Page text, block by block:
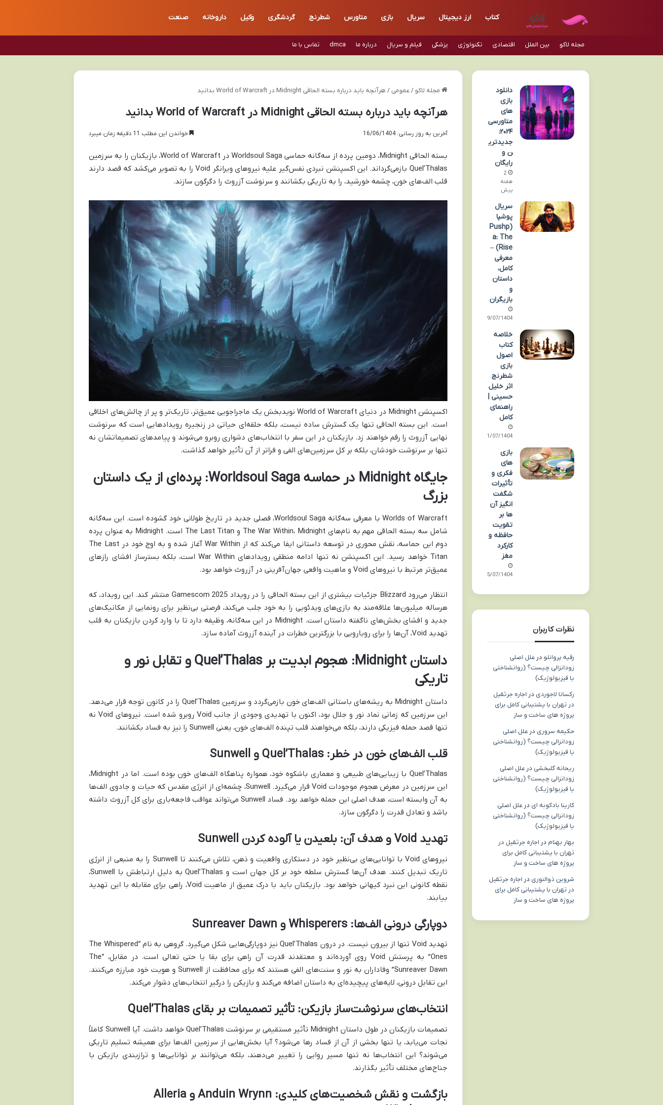
کتاب ارز دیجیتال سریال بازی متاورس شطرنج گردشگری وکیل داروخانه صنعت
مجله لاکو بین الملل اقتصادی تکنولوژی پزشکی فیلم و سریال درباره ما dmca تماس با ما
مجله لاکو /عمومی / هرآنچه باید درباره بسته الحاقی Midnight در World of Warcraft بدانید
هرآنچه باید درباره بسته الحاقی Midnight در World of Warcraft بدانید
آخرین به روز رسانی: 16/06/1404 خواندن این مطلب 11 دقیقه زمان میبرد
بسته الحاقی Midnight، دومین پرده از سه‌گانه حماسی Worldsoul Saga در World of Warcraft، بازیکنان را به سرزمین
Quel’Thalas بازمی‌گرداند. این اکسپنشن نبردی نفس‌گیر علیه نیروهای ویرانگر Void را به تصویر می‌کشد که قصد دارند
قلب الف‌های خون، چشمه خورشید، را به تاریکی بکشانند و سرنوشت آزروث را دگرگون سازند.
اکسپنشن Midnight در دنیای World of Warcraft نویدبخش یک ماجراجویی عمیق‌تر، تاریک‌تر و پر از چالش‌های اخلاقی
است. این بسته الحاقی تنها یک گسترش ساده نیست، بلکه حلقه‌ای حیاتی در زنجیره رویدادهایی است که سرنوشت
نهایی آزروث را رقم خواهند زد. بازیکنان در این سفر با انتخاب‌های دشواری روبرو می‌شوند و پیامدهای تصمیماتشان نه
تنها بر سرنوشت خودشان، بلکه بر کل سرزمین‌های الفی و فراتر از آن تأثیر خواهد گذاشت.
جایگاه Midnight در حماسه Worldsoul Saga: پرده‌ای از یک داستان
بزرگ
Worlds of Warcraft با معرفی سه‌گانه Worldsoul Saga، فصلی جدید در تاریخ طولانی خود گشوده است. این سه‌گانه
شامل سه بسته الحاقی مهم به نام‌های The War Within، Midnight و The Last Titan است. Midnight به عنوان پرده
دوم این حماسه، نقش محوری در توسعه داستانی ایفا می‌کند که از War Within آغاز شده و به اوج خود در The Last
Titan خواهد رسید. این اکسپنشن نه تنها ادامه منطقی رویدادهای War Within است، بلکه بسترساز افشای رازهای
عمیق‌تر مرتبط با نیروهای Void و ماهیت واقعی جهان‌آفرینی در آزروث خواهد بود.
انتظار می‌رود Blizzard جزئیات بیشتری از این بسته الحاقی را در رویداد Gamescom 2025 منتشر کند. این رویداد، که
هرساله میلیون‌ها علاقه‌مند به بازی‌های ویدئویی را به خود جلب می‌کند، فرصتی بی‌نظیر برای رونمایی از مکانیک‌های
جدید و افشای بخش‌های ناگفته داستان است. Midnight در این سه‌گانه، وظیفه دارد تا با وارد کردن بازیکنان به قلب
تهدید Void، آن‌ها را برای رویارویی با بزرگترین خطرات در آینده آزروث آماده سازد.
داستان Midnight: هجوم ابدیت بر Quel’Thalas و تقابل نور و
تاریکی
داستان Midnight به ریشه‌های باستانی الف‌های خون بازمی‌گردد و سرزمین Quel’Thalas را در کانون توجه قرار می‌دهد.
این سرزمین که زمانی نماد نور و جلال بود، اکنون با تهدیدی وجودی از جانب Void روبرو شده است. نیروهای Void نه
تنها قصد حمله فیزیکی دارند، بلکه می‌خواهند قلب تپنده الف‌های خون، یعنی Sunwell را نیز به فساد بکشانند.
قلب الف‌های خون در خطر: Quel’Thalas و Sunwell
Quel’Thalas با زیبایی‌های طبیعی و معماری باشکوه خود، همواره پناهگاه الف‌های خون بوده است. اما در Midnight،
این سرزمین در معرض هجوم موجودات Void قرار می‌گیرد. Sunwell، چشمه‌ای از انرژی مقدس که حیات و جادوی الف‌ها
به آن وابسته است، هدف اصلی این حمله خواهد بود. فساد Sunwell می‌تواند عواقب فاجعه‌باری برای کل آزروث داشته
باشد و تعادل قدرت را دگرگون سازد.
تهدید Void و هدف آن: بلعیدن یا آلوده کردن Sunwell
نیروهای Void با توانایی‌های بی‌نظیر خود در دستکاری واقعیت و ذهن، تلاش می‌کنند تا Sunwell را به منبعی از انرژی
تاریک تبدیل کنند. هدف آن‌ها گسترش سلطه خود بر کل جهان است و Quel’Thalas به دلیل ارتباطش با Sunwell،
نقطه کانونی این نبرد کیهانی خواهد بود. بازیکنان باید با درک عمیق از ماهیت Void، راهی برای مقابله با این تهدید
بیابند.
دوپارگی درونی الف‌ها: Whisperers و Sunreaver Dawn
تهدید Void تنها از بیرون نیست. در درون Quel’Thalas نیز دوپارگی‌هایی شکل می‌گیرد. گروهی به نام “The Whispered
Ones” به پرستش Void روی آورده‌اند و معتقدند قدرت آن راهی برای بقا یا حتی تعالی است. در مقابل، “The
Sunreaver Dawn” وفاداران به نور و سنت‌های الفی هستند که برای محافظت از Sunwell و هویت خود مبارزه می‌کنند.
این تقابل درونی، لایه‌های پیچیده‌ای به داستان اضافه می‌کند و بازیکن را درگیر انتخاب‌های دشوار می‌کند.
انتخاب‌های سرنوشت‌ساز بازیکن: تأثیر تصمیمات بر بقای Quel’Thalas
تصمیمات بازیکنان در طول داستان Midnight تأثیر مستقیمی بر سرنوشت Quel’Thalas خواهد داشت. آیا Sunwell کاملاً
نجات می‌یابد، یا تنها بخشی از آن از فساد رها می‌شود؟ آیا بخش‌هایی از سرزمین الف‌ها برای همیشه تسلیم تاریکی
می‌شوند؟ این انتخاب‌ها نه تنها مسیر روایی را تغییر می‌دهند، بلکه می‌توانند بر توانایی‌ها و ترازبندی بازیکن با
جناح‌های مختلف تأثیر بگذارند.
بازگشت و نقش شخصیت‌های کلیدی: Anduin Wrynn و Alleria
دانلود
بازی
های
متاورسی
۲۰۲۴:
جدیدتری
ن و
رایگان
2
هفته
پیش
سریال
پوشپا
(Pushp
a: The
Rise) –
معرفی
کامل،
داستان
و
بازیگران
29/07/1404
خلاصه
کتاب
اصول
بازی
شطرنج
اثر خلیل
حسینی |
راهنمای
کامل
01/07/1404
بازی
های
فکری و
تأثیرات
شگفت
انگیز آن
ها بر
تقویت
حافظه و
کارکرد
مغز
05/07/1404
نظرات کاربران
رقیه پروانلو درعلل اصلی
زودانزالی چیست؟ (روانشناختی
یا فیزیولوژیک)
رکسانا لاجوردی در اجاره جرثقیل
در تهران با پشتیبانی کامل برای
پروژه های ساخت و ساز
حکیمه سروری درعلل اصلی
زودانزالی چیست؟ (روانشناختی
یا فیزیولوژیک)
ریحانه گلبخشی درعلل اصلی
زودانزالی چیست؟ (روانشناختی
یا فیزیولوژیک)
کارینا بادکوبه ای درعلل اصلی
زودانزالی چیست؟ (روانشناختی
یا فیزیولوژیک)
بهار بهنام در اجاره جرثقیل در
تهران با پشتیبانی کامل برای
پروژه های ساخت و ساز
شروین ذوالنوری در اجاره جرثقیل
در تهران با پشتیبانی کامل برای
پروژه های ساخت و ساز